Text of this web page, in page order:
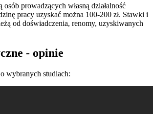
prowadzących własną działalność
pracy uzyskać można 100-200 zł. Stawki i
od doświadczenia, renomy, uzyskiwanych
- opinie
wybranych studiach: